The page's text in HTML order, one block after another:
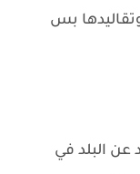
بس
البلد في